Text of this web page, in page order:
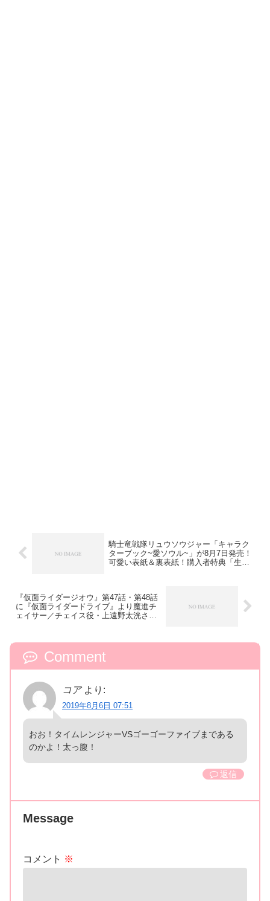
騎士竜戦隊リュウソウジャー「キャラク
ターブック~愛ソウル~」が8月7日発売！
可愛い表紙＆裏表紙！購入者特典「生写
『仮面ライダージオウ』第47話・第48話
に『仮面ライダードライブ』より魔進チ
ェイサー／チェイス役・上遠野太洸さん
Comment
コア より:
2019年8月6日 07:51
おお！タイムレンジャーVSゴーゴーファイブまである
のかよ！太っ腹！
返信
Message
コメント ※